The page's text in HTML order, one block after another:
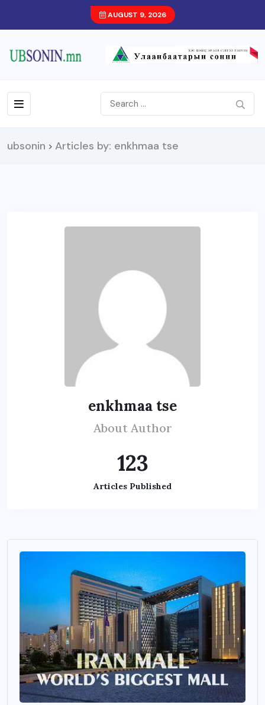
AUGUST 9, 2026
ubsonin > Articles by: enkhmaa tse
enkhmaa tse
About Author
123
Articles Published